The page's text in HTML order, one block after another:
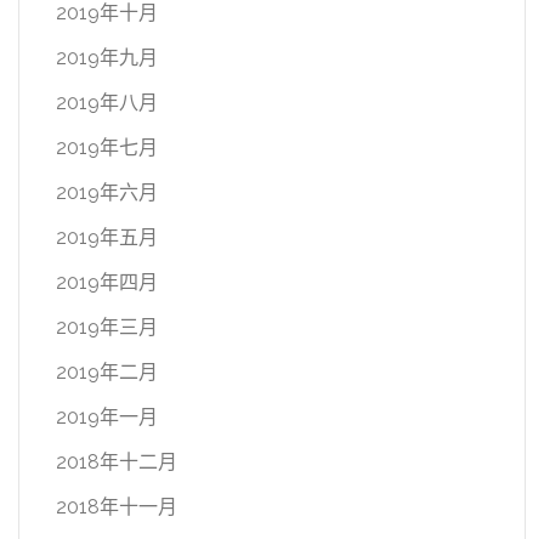
2019年十月
2019年九月
2019年八月
2019年七月
2019年六月
2019年五月
2019年四月
2019年三月
2019年二月
2019年一月
2018年十二月
2018年十一月